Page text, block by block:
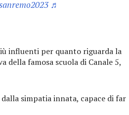
♬
influenti per quanto riguarda la
della famosa scuola di Canale 5,
simpatia innata, capace di far